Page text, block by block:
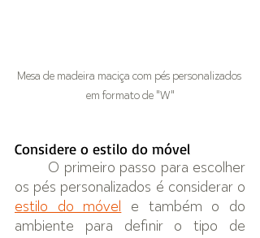
Mesa de madeira maciça com pés personalizados
em formato de "W"
Considere o estilo do móvel
O primeiro passo para escolher
estilo do móvel
e também o do
ambiente para definir o tipo de